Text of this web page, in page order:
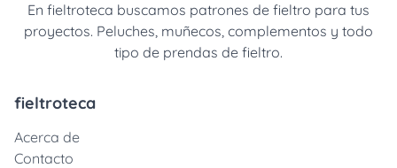
En fieltroteca buscamos patrones de fieltro para tus
proyectos. Peluches, muñecos, complementos y todo
tipo de prendas de fieltro.
fieltroteca
Acerca de
Contacto